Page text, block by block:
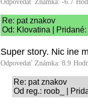
Odpovedať Známka: -6.7
Re: pat znakov
Od: Klovatina |
Super story. Nic ine
Odpovedať Známka: 8.9
Re: pat znakov
Od reg.: roob_ |